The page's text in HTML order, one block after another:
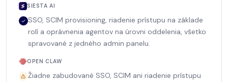
SIESTA AI
SSO, SCIM provisioning, riadenie prístupu na základe
rolí a oprávnenia agentov na úrovni oddelenia, všetko
spravované z jedného admin panelu.
OPEN CLAW
Žiadne zabudované SSO, SCIM ani riadenie prístupu